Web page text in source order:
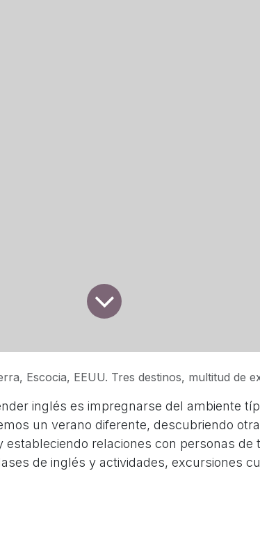
Escocia, EEUU. Tres destinos, multitud de
inglés es impregnarse del ambiente
un verano diferente, descubriendo
estableciendo relaciones con personas de
de inglés y actividades, excursiones